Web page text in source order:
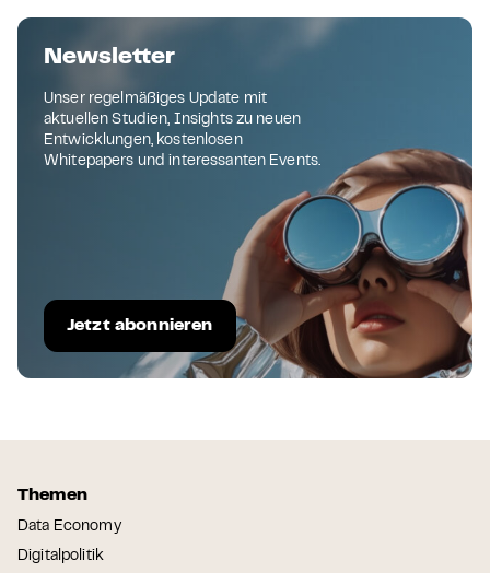
Newsletter
Unser regelmäßiges Update mit
aktuellen Studien, Insights zu neuen
Entwicklungen, kostenlosen
Whitepapers und interessanten Events.
Jetzt abonnieren
Themen
Data Economy
Digitalpolitik